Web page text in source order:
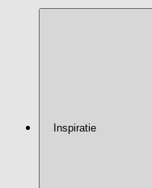
Inspiratie